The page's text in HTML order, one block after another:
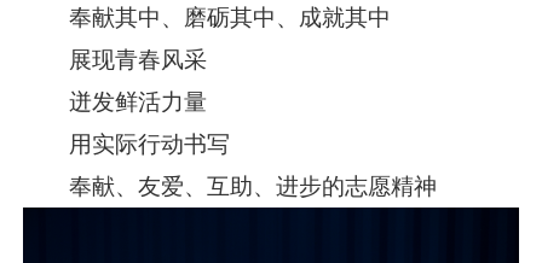
奉献其中、磨砺其中、成就其中
展现青春风采
迸发鲜活力量
用实际行动书写
奉献、友爱、互助、进步的志愿精神